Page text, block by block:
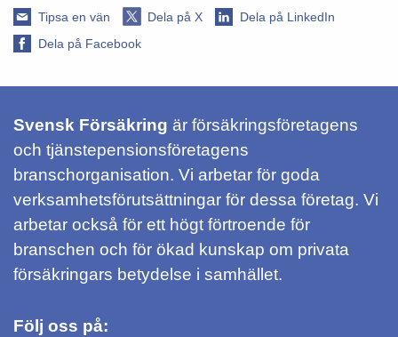
Tipsa en vän Dela på X
Dela på LinkedIn
Dela på Facebook
Svensk Försäkring är försäkringsföretagens
och tjänstepensionsföretagens
branschorganisation. Vi arbetar för goda
verksamhetsförutsättningar för dessa företag. Vi
arbetar också för ett högt förtroende för
branschen och för ökad kunskap om privata
försäkringars betydelse i samhället.
Följ oss på: